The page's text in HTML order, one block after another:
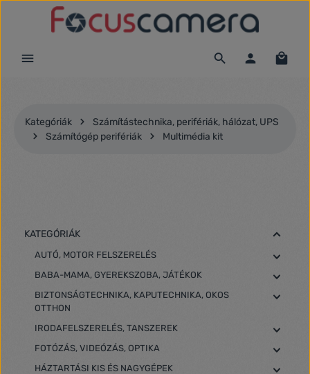
Ugrás a fő tartalomra
Kategóriák
Számítástechnika, perifériák, hálózat, UPS
Számítógép perifériák
Multimédia kit
KATEGÓRIÁK
AUTÓ, MOTOR FELSZERELÉS
BABA-MAMA, GYEREKSZOBA, JÁTÉKOK
BIZTONSÁGTECHNIKA, KAPUTECHNIKA, OKOS
OTTHON
IRODAFELSZERELÉS, TANSZEREK
FOTÓZÁS, VIDEÓZÁS, OPTIKA
HÁZTARTÁSI KIS ÉS NAGYGÉPEK